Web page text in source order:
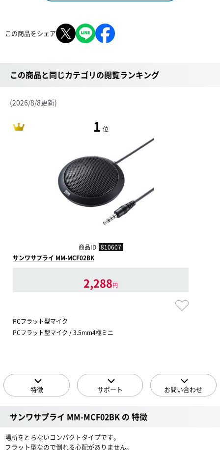
この商品をシェア
この商品と同じカテゴリの閲覧ランキング
(2026/8/8更新)
1 位
商品ID 810607
サンワサプライ MM-MCF02BK
2,288円
PCフラット型マイク
PCフラット型マイク / 3.5mm4極ミニ
特徴 サポート お問い合わせ
サンワサプライ MM-MCF02BK の 特徴
場所をとらないコンパクトタイプです。
フラット型なので倒れる心配がありません。